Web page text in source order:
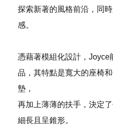
探索新著的風格前沿，同
感。
憑藉著模組化設計，
品，其特點是寬大的座椅
墊，
再加上薄薄的扶手，決定
細長且呈錐形。